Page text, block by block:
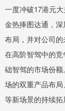
一度冲破17港元
金热捧图达通，
布局，并对公司
在高阶智驾中的
础智驾的市场份
场的双重产品布
等新场景的持续拓